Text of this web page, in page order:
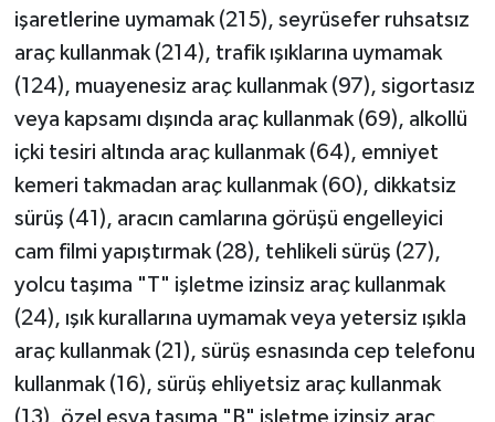
işaretlerine uymamak (215), seyrüsefer ruhsatsız
araç kullanmak (214), trafik ışıklarına uymamak
(124), muayenesiz araç kullanmak (97), sigortasız
veya kapsamı dışında araç kullanmak (69), alkollü
içki tesiri altında araç kullanmak (64), emniyet
kemeri takmadan araç kullanmak (60), dikkatsiz
sürüş (41), aracın camlarına görüşü engelleyici
cam filmi yapıştırmak (28), tehlikeli sürüş (27),
yolcu taşıma "T" işletme izinsiz araç kullanmak
(24), ışık kurallarına uymamak veya yetersiz ışıkla
araç kullanmak (21), sürüş esnasında cep telefonu
kullanmak (16), sürüş ehliyetsiz araç kullanmak